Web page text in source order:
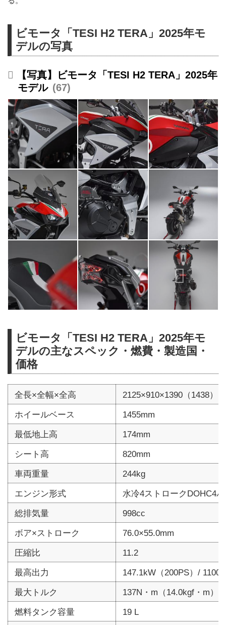
ビモータ「TESI H2 TERA」2025年モ
デルの写真
【写真】ビモータ「TESI H2 TERA」2025年
モデル
67
ビモータ「TESI H2 TERA」2025年モ
デルの主なスペック・燃費・製造国・
価格
全長×全幅×全高
2125×910×1390（1438）
ホイールベース
1455mm
最低地上高
174mm
シート高
820mm
車両重量
244kg
エンジン形式
水冷4ストロークDOHC4
総排気量
998cc
ボア×ストローク
76.0×55.0mm
圧縮比
11.2
最高出力
147.1kW（200PS）/
最大トルク
137N・m（14.0kgf・m）/
燃料タンク容量
19 L